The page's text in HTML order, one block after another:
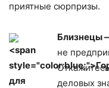
приятные сюрпризы.
Близнецы
не
деловых